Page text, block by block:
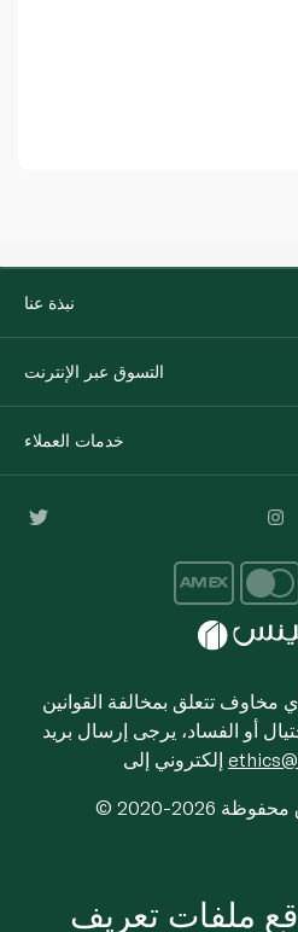
نبذة عنا
التسوق عبر الإنترنت
خدمات العملاء
تتعلق بمخالفة القوانين
أو الفساد، يرجى إرسال بريد
محفوظة
ملفات تعريف